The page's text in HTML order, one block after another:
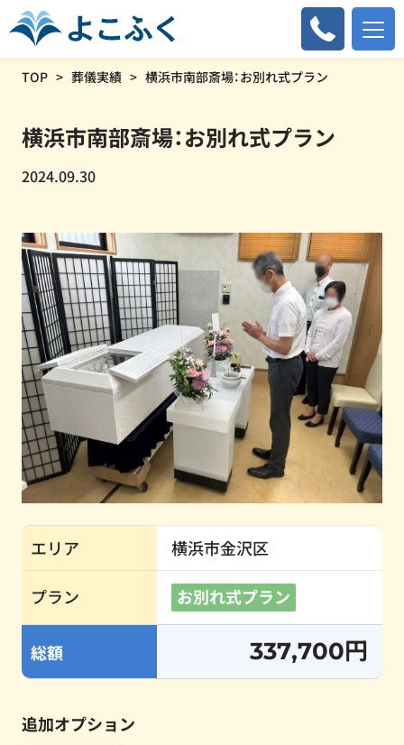
TOP 葬儀実績 横浜市南部斎場：お別れ式プラン
横浜市南部斎場：お別れ式プラン
2024.09.30
エリア 横浜市金沢区
プラン お別れ式プラン
総額 337,700円
追加オプション